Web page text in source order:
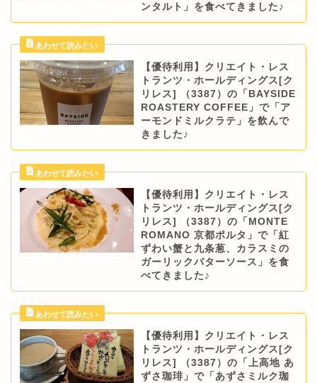
ンタルト」を食べてきました♪
【優待利用】クリエイト・レス
トランツ・ホールディングス[ク
リレス] （3387）の「BAYSIDE
ROASTERY COFFEE」で「ア
ーモンドミルクラテ」を飲んで
きました♪
【優待利用】クリエイト・レス
トランツ・ホールディングス[ク
リレス] （3387）の「MONTE
ROMANO 京都ポルタ」で「紅
ずわい蟹と九条葱、カラスミの
ガーリックバターソース」を食
べてきました♪
【優待利用】クリエイト・レス
トランツ・ホールディングス[ク
リレス] （3387）の「上高地 あ
ずさ珈琲」で「あずさミルク珈